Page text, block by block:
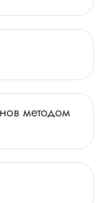
методом